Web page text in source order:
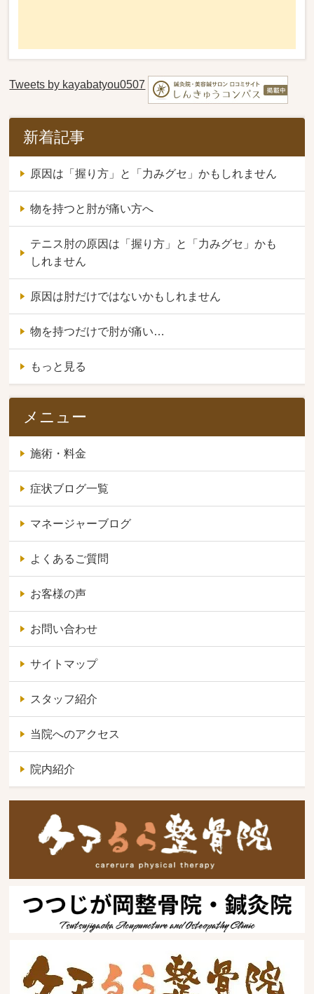
Tweets by kayabatyou0507
新着記事
原因は「握り方」と「力みグセ」かもしれません
物を持つと肘が痛い方へ
テニス肘の原因は「握り方」と「力みグセ」かも
しれません
原因は肘だけではないかもしれません
物を持つだけで肘が痛い…
もっと見る
メニュー
施術・料金
症状ブログ一覧
マネージャーブログ
よくあるご質問
お客様の声
お問い合わせ
サイトマップ
スタッフ紹介
当院へのアクセス
院内紹介